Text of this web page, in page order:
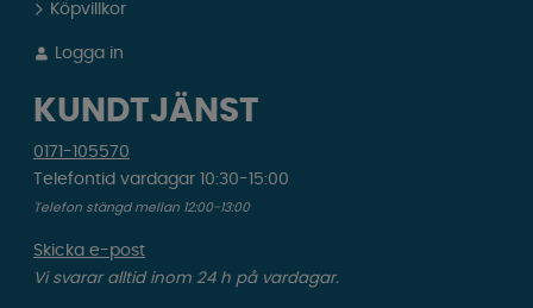
Köpvillkor
Logga in
KUNDTJÄNST
0171-105570
Telefontid vardagar 10:30-15:00
Telefon stängd mellan 12:00-13:00
Skicka e-post
Vi svarar alltid inom 24 h på vardagar.